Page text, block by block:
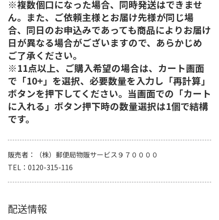
※複数個口になった場合、同時発送はできませ
ん。また、ご依頼主様とお届け先様が同じ場
合、同日のお申込みであっても商品によりお届け
日が異なる場合がございますので、あらかじめ
ご了承ください。
※11点以上、ご購入希望の場合は、カート画面
で「10+」を選択、必要数量を入力し「再計算」
ボタンを押下してください。当画面での「カート
に入れる」ボタン押下時の数量選択は1個で結構
です。
販売者
（株）郵便局物販サービス９７００００
TEL
0120-315-116
配送情報